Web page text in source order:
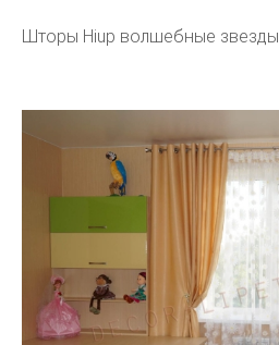
Шторы Hiup волшебные звезды